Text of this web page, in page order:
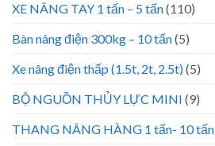
XE NÂNG TAY 1 tấn – 5 tấn(110)
Bàn nâng điện 300kg – 10 tấn(5)
Xe nâng điện thấp (1.5t, 2t, 2.5t)(5)
BỘ NGUỒN THỦY LỰC MINI (9)
THANG NÂNG HÀNG 1 tấn- 10 tấn